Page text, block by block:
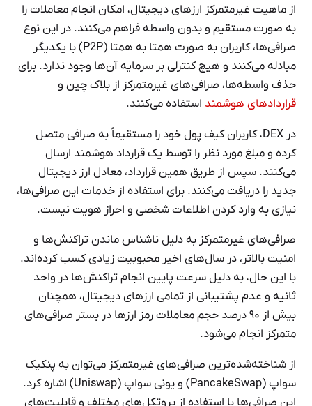
از ماهیت غیرمتمرکز ارزهای دیجیتال، امکان انجام معاملات را
به صورت مستقیم و بدون واسطه فراهم می‌کنند. در این نوع
صرافی‌ها، کاربران به صورت همتا به همتا (P2P) با یکدیگر
مبادله می‌کنند و هیچ کنترلی بر سرمایه آن‌ها وجود ندارد. برای
حذف واسطه‌ها، صرافی‌های غیرمتمرکز از بلاک چین و
قراردادهای هوشمند استفاده می‌کنند.
در DEX، کاربران کیف پول خود را مستقیماً به صرافی متصل
کرده و مبلغ مورد نظر را توسط یک قرارداد هوشمند ارسال
می‌کنند. سپس از طریق همین قرارداد، معادل ارز دیجیتال
جدید را دریافت می‌کنند. برای استفاده از خدمات این صرافی‌ها،
نیازی به وارد کردن اطلاعات شخصی و احراز هویت نیست.
صرافی‌های غیرمتمرکز به دلیل ناشناس ماندن تراکنش‌ها و
امنیت بالاتر، در سال‌های اخیر محبوبیت زیادی کسب کرده‌اند.
با این حال، به دلیل سرعت پایین انجام تراکنش‌ها در واحد
ثانیه و عدم پشتیبانی از تمامی ارزهای دیجیتال، همچنان
بیش از ۹۰ درصد حجم معاملات رمز ارزها در بستر صرافی‌های
متمرکز انجام می‌شود.
از شناخته‌شده‌ترین صرافی‌های غیرمتمرکز می‌توان به پنکیک
سواپ (PancakeSwap) و یونی سواپ (Uniswap) اشاره کرد.
این صرافی‌ها با استفاده از پروتکل‌های مختلف و قابلیت‌های